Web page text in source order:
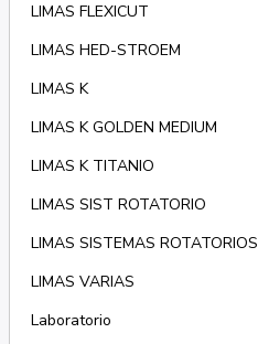
LIMAS FLEXICUT
LIMAS HED-STROEM
LIMAS K
LIMAS K GOLDEN MEDIUM
LIMAS K TITANIO
LIMAS SIST ROTATORIO
LIMAS SISTEMAS ROTATORIOS
LIMAS VARIAS
Laboratorio